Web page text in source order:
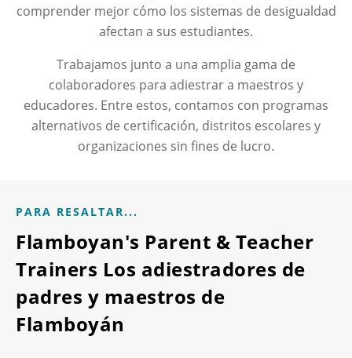
comprender mejor cómo los sistemas de desigualdad
afectan a sus estudiantes.
Trabajamos junto a una amplia gama de
colaboradores para adiestrar a maestros y
educadores. Entre estos, contamos con programas
alternativos de certificación, distritos escolares y
organizaciones sin fines de lucro.
PARA RESALTAR...
Flamboyan's Parent & Teacher
Trainers Los adiestradores de
padres y maestros de
Flamboyán